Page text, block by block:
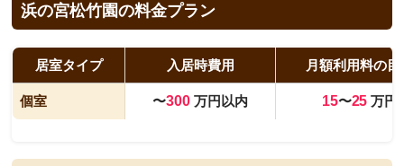
浜の宮松竹園の料金プラン
居室タイプ 入居時費用 月額利用料の目
個室 〜300万円以内 15〜25万円